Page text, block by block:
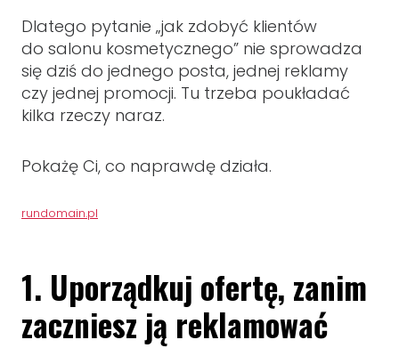
Dlatego pytanie „jak zdobyć klientów
do salonu kosmetycznego” nie sprowadza
się dziś do jednego posta, jednej reklamy
czy jednej promocji. Tu trzeba poukładać
kilka rzeczy naraz.
Pokażę Ci, co naprawdę działa.
rundomain.pl
1. Uporządkuj ofertę, zanim
zaczniesz ją reklamować